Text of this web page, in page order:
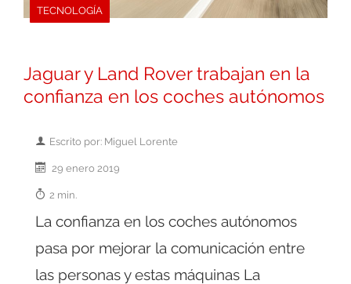
TECNOLOGÍA
Jaguar y Land Rover trabajan en la
confianza en los coches autónomos
Escrito por: Miguel Lorente
29 enero 2019
2 min.
La confianza en los coches autónomos
pasa por mejorar la comunicación entre
las personas y estas máquinas La